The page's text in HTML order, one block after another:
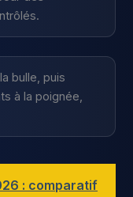
bulle, puis
à la poignée,
: comparatif